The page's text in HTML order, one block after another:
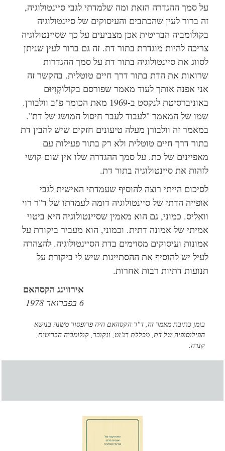
על סמך ההגדרה הזאת ומה שלמדתי לגבי סיינטולוגיה,
זה ברור לעין שהכתבים והעיסוקים של סיינטולוגיה
בקולומביה הבריטית אכן מצביעים על כך שסיינטולוגיה
צריכה להיות מוגדרת בתור דת. זה גם ברור לעין שניתן
לסווג את סיינטולוגיה בתור דת על סמך ההגדרות
שרואות את הדת בתור דרך חיים טוטלית. בהקשר זה
אני אפנה אותך לעוד מאמר שפורסם בקוֹלוֹקְוִיּוּם
באוניברסיטת לנקסט ב-1969 מאת הכומר פ"ב וולבורן.
שמו של המאמר "לעבוד לעבר חיסול המושג של דת".
במאמר זה וולבורן מעלה טיעונים חזקים שיש להבין דת
בתור דרך חיים טוטלית ולא רק בתור פעילות עם
מאפיינים של כת. על סמך ההגדרה שלו אין שום קושי
לזהות את סיינטולוגיה בתור דת.
לסיכום הייתי רוצה להוסיף שעמדתי האישית לגבי
אופייה הדתי של סיינטולוגיה דומה לעמדתו של ד"ר רוי
וואליס. כמוני, גם הוא מאמין שסיינטולוגיה היא ביטוי
אמיתי של אמונה דתית. וכמוני, הוא מעביר ביקורת על
אמונות ועיסוקים מסוימים בדת הסיינטולוגיה. להצהרה
לעיל יש להוסיף את ההסתייגות שיש לי ביקורת על
תנועות דתיות רבות אחרות.
אירווינג הקסהאם
בזמן כתיבת מאמר זה, ד"ר הקסהאם היה פרופסור משנה בנושא
הפילוסופיה של דת, מכללת רג'נט, ונקובר, קולומביה הבריטית,
קנדה.